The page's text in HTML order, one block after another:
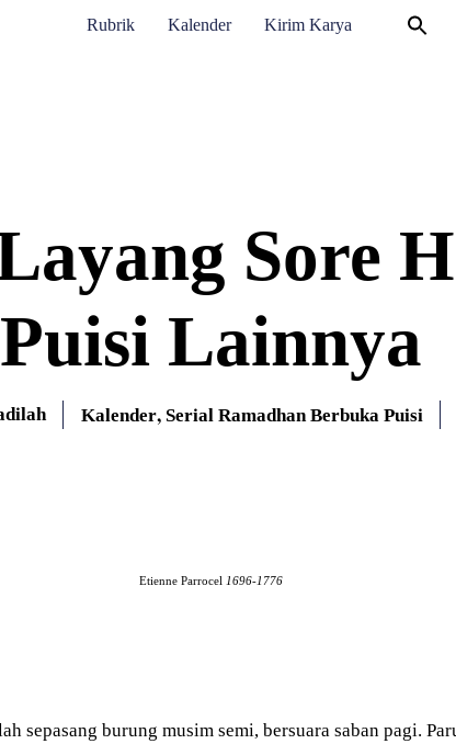
Rubrik Kalender Kirim Karya
Sore
Puisi Lainnya
Kalender, Serial Ramadhan Berbuka Puisi
Etienne Parrocel 1696-1776
sepasang burung musim semi, bersuara saban pagi.